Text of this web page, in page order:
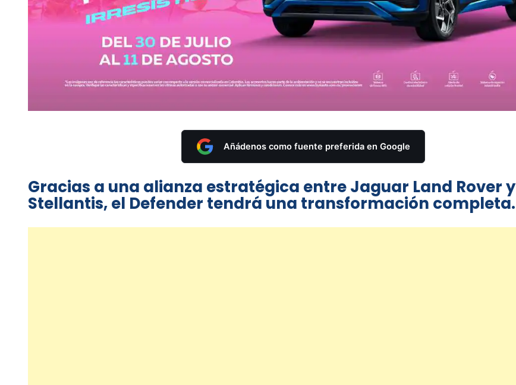
Añádenos como fuente preferida en Google
Gracias a una alianza estratégica entre Jaguar Land Rover y
Stellantis, el Defender tendrá una transformación completa.